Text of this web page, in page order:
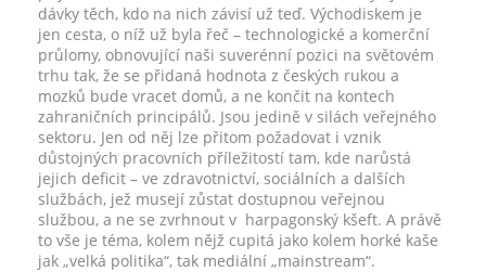
dávky těch, kdo na nich závisí už teď. Východiskem je
jen cesta, o níž už byla řeč – technologické a komerční
průlomy, obnovující naši suverénní pozici na světovém
trhu tak, že se přidaná hodnota z českých rukou a
mozků bude vracet domů, a ne končit na kontech
zahraničních principálů. Jsou jedině v silách veřejného
sektoru. Jen od něj lze přitom požadovat i vznik
důstojných pracovních příležitostí tam, kde narůstá
jejich deficit – ve zdravotnictví, sociálních a dalších
službách, jež musejí zůstat dostupnou veřejnou
službou, a ne se zvrhnout v harpagonský kšeft. A právě
to vše je téma, kolem nějž cupitá jako kolem horké kaše
jak „velká politika“, tak mediální „mainstream“.